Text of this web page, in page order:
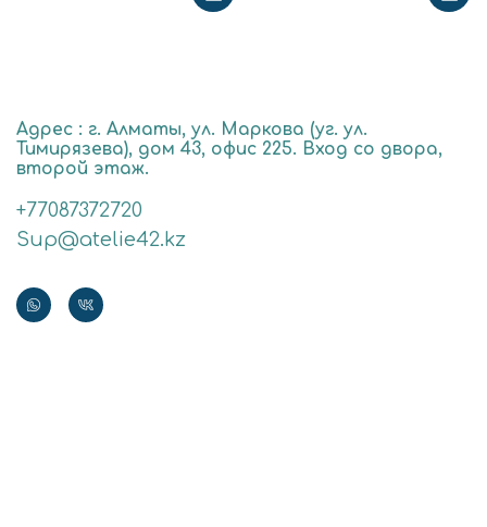
Адрес : г. Алматы, ул. Маркова (уг. ул.
Тимирязева), дом 43, офис 225. Вход со двора,
второй этаж.
+77087372720
Sup@atelie42.kz